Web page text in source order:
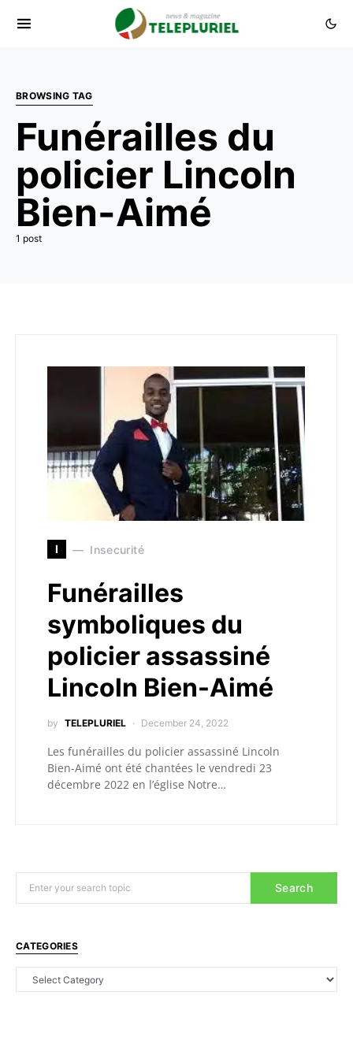
BROWSING TAG
Funérailles du
policier Lincoln
Bien-Aimé
1 post
I Insecurité
Funérailles
symboliques du
policier assassiné
Lincoln Bien-Aimé
by TELEPLURIEL December 24, 2022
Les funérailles du policier assassiné Lincoln
Bien-Aimé ont été chantées le vendredi 23
décembre 2022 en l’église Notre…
Search
CATEGORIES